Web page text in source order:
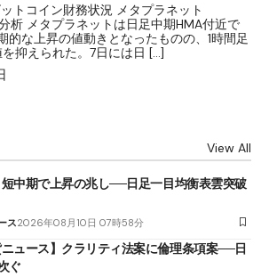
トコイン財務状況 メタプラネット
析 メタプラネットは日足中期HMA付近で
的な上昇の値動きとなったものの、1時間足
抑えられた。7日には日 […]
View All
中期で上昇の兆し──日足一目均衡表雲突破
ス2026年08月10日 07時58分
ニュース】クラリティ法案に倫理条項案──日
ぐ